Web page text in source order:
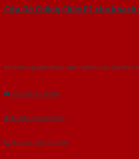
Cửa Gỗ Chống Cháy P1 cho khach
Với kinh nghiệm nhiêu năm nghiên cứu cửa theo
Gửi yêu cầu tư vấn
Tải báo giá tổng hợp
Yêu cầu gọi lại (3 phút)